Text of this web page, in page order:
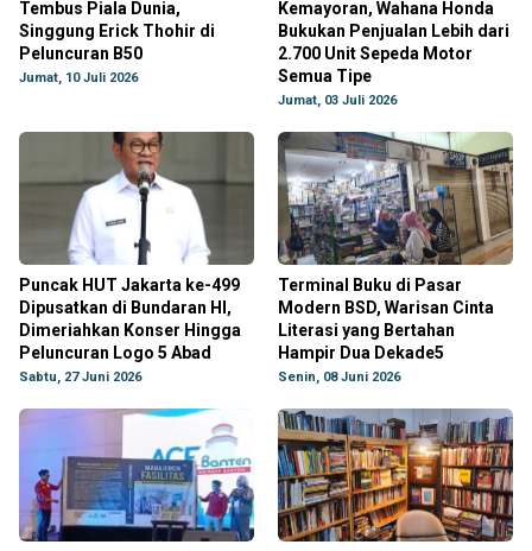
Tembus Piala Dunia,
Singgung Erick Thohir di
Peluncuran B50
Jumat, 10 Juli 2026
Kemayoran, Wahana Honda
Bukukan Penjualan Lebih dari
2.700 Unit Sepeda Motor
Semua Tipe
Jumat, 03 Juli 2026
Puncak HUT Jakarta ke-499
Dipusatkan di Bundaran HI,
Dimeriahkan Konser Hingga
Peluncuran Logo 5 Abad
Sabtu, 27 Juni 2026
Terminal Buku di Pasar
Modern BSD, Warisan Cinta
Literasi yang Bertahan
Hampir Dua Dekade5
Senin, 08 Juni 2026